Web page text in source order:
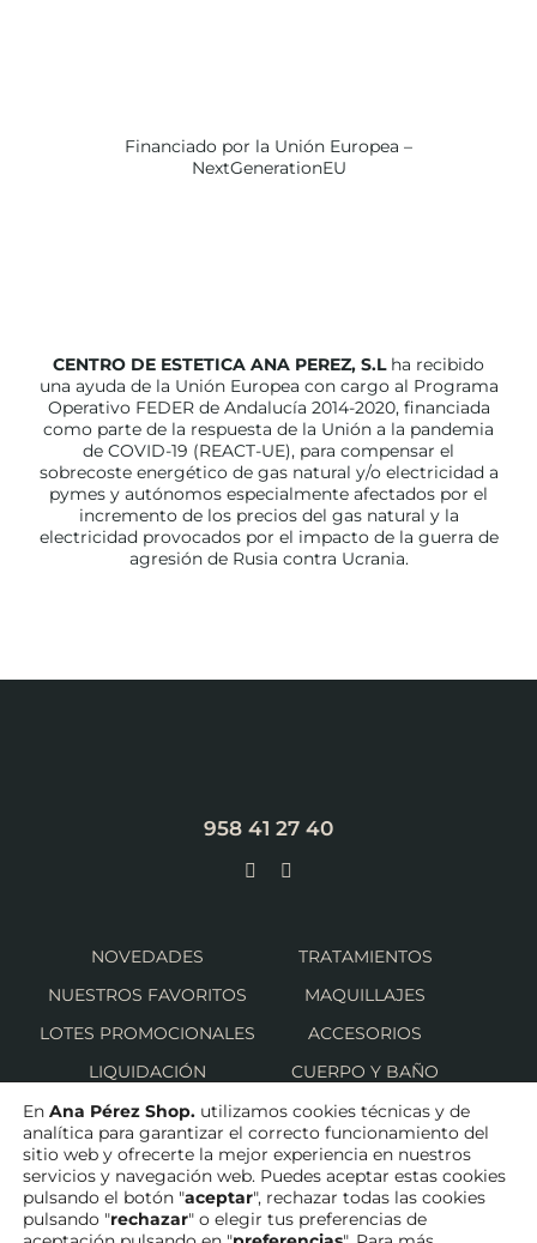
Financiado por la Unión Europea –
NextGenerationEU
CENTRO DE ESTETICA ANA PEREZ, S.Lha recibido
una ayuda de la Unión Europea con cargo al Programa
Operativo FEDER de Andalucía 2014-2020, financiada
como parte de la respuesta de la Unión a la pandemia
de COVID-19 (REACT-UE), para compensar el
sobrecoste energético de gas natural y/o electricidad a
pymes y autónomos especialmente afectados por el
incremento de los precios del gas natural y la
electricidad provocados por el impacto de la guerra de
agresión de Rusia contra Ucrania.
958 41 27 40
NOVEDADES
NUESTROS FAVORITOS
LOTES PROMOCIONALES
LIQUIDACIÓN
SOLAR
HOMBRE
TRATAMIENTOS
MAQUILLAJES
ACCESORIOS
CUERPO Y BAÑO
CUIDADO CAPILAR
En Ana Pérez Shop. utilizamos cookies técnicas y de
analítica para garantizar el correcto funcionamiento del
sitio web y ofrecerte la mejor experiencia en nuestros
servicios y navegación web. Puedes aceptar estas cookies
pulsando el botón "aceptar", rechazar todas las cookies
pulsando "rechazar" o elegir tus preferencias de